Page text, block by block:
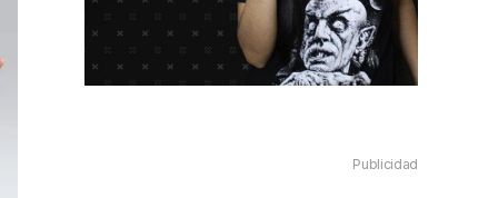
Publicidad